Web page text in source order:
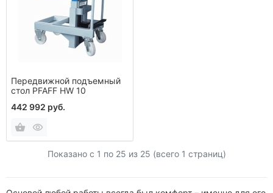
Передвижной подъемный
стол PFAFF HW 10
442 992 руб.
Показано с 1 по 25 из 25 (всего 1 страниц)